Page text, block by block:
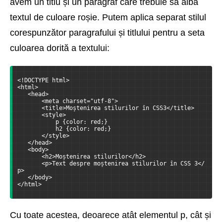
textul de culoare roșie. Putem aplica separat stilul
corespunzător paragrafului și titlului pentru a seta
culoarea dorită a textului:
<!DOCTYPE html>
<html>
<head>
<meta charset="utf-8">
<title>Moștenirea stilurilor în CSS3</title>
<style>
p {color: red;}
h2 {color: red;}
</style>
</head>
<body>
<h2>Moștenirea stilurilor</h2>
<p>Text despre moștenirea stilurilor în CSS 3</
p>
</body>
</html>
Cu toate acestea, deoarece atât elementul p, cât și